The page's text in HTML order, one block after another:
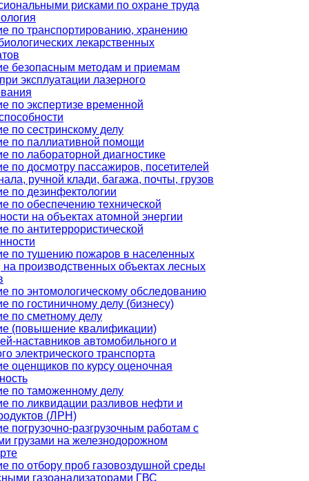
рисками по охране труда
по транспортированию, хранению
лекарственных
безопасным методам и приемам
эксплуатации лазерного
по экспертизе временной
по сестринскому делу
по паллиативной помощи
по лабораторной диагностике
по досмотру пассажиров, посетителей
ручной клади, багажа, почты, грузов
по дезинфектологии
по обеспечению технической
на объектах атомной энергии
по антитеррористической
по тушению пожаров в населенных
на производственных объектах лесных
по энтомологическому обследованию
по гостиничному делу (бизнесу)
по сметному делу
(повышение квалификации)
наставников автомобильного и
электрического транспорта
оценщиков по курсу оценочная
по таможенному делу
по ликвидации разливов нефти и
(ЛРН)
погрузочно-разгрузочным работам с
грузами на железнодорожном
по отбору проб газовоздушной среды
газоанализаторами ГВС